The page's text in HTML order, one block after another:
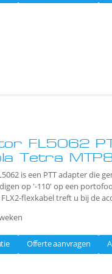
FL5062
Tetra
is een PTT adapter die
op '-110' op een
flexkabel treft u bij de
Offerte aanvragen